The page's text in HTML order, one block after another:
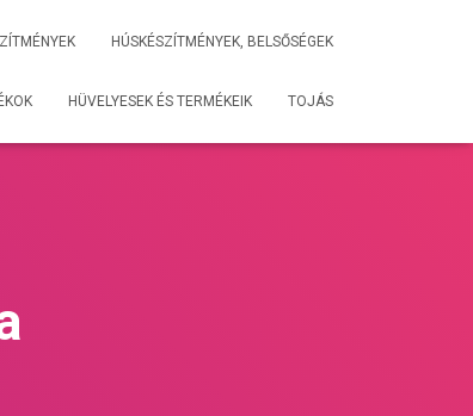
HÚSKÉSZÍTMÉNYEK, BELSŐSÉGEK
HÜVELYESEK ÉS TERMÉKEIK TOJÁS